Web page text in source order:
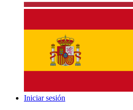
Iniciar sesión